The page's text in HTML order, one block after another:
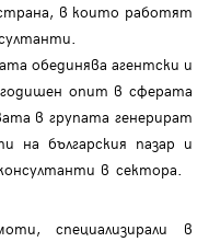
в които работят
обединява агентски и
опит в сферата
в групата генерират
на българския пазар и
в сектора.
специализирали в